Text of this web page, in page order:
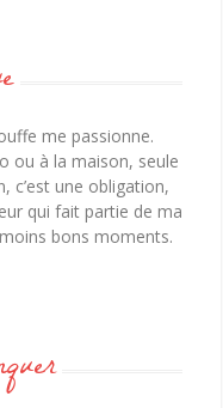
me passionne.
ou à la maison, seule
c’est une obligation,
qui fait partie de ma
bons moments.